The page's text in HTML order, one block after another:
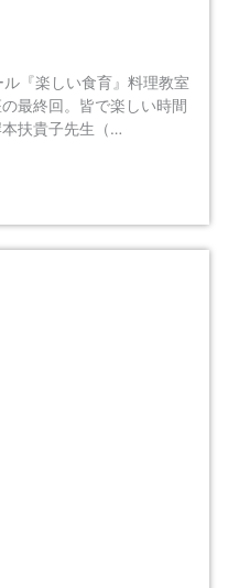
『楽しい食育』料理教室
最終回。皆で楽しい時間
扶貴子先生（…